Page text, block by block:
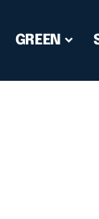
GREEN